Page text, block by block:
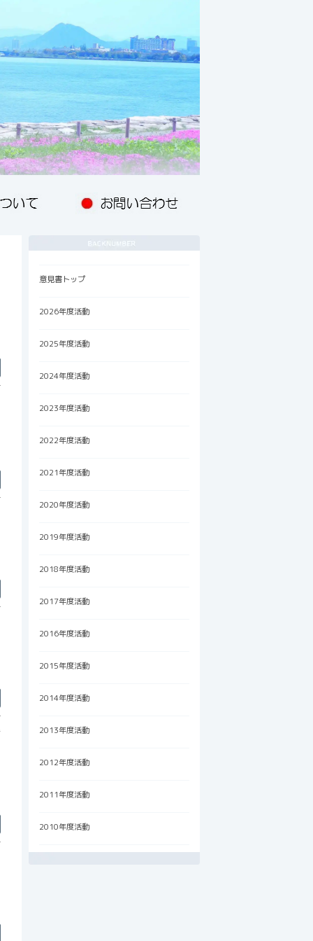
意見書トップ
2026年度活動
2025年度活動
2024年度活動
2023年度活動
2022年度活動
2021年度活動
2020年度活動
2019年度活動
2018年度活動
2017年度活動
2016年度活動
2015年度活動
2014年度活動
2013年度活動
2012年度活動
2011年度活動
2010年度活動